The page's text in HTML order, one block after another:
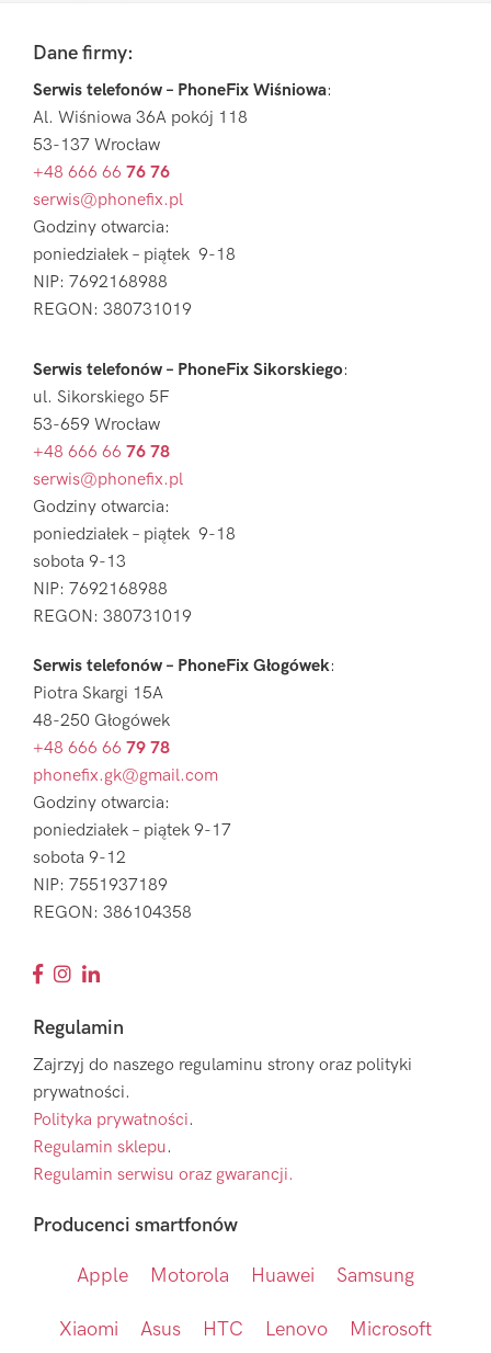
FooterDane firmy:
Serwis telefonów – PhoneFix Wiśniowa:
Al. Wiśniowa 36A pokój 118
53-137 Wrocław
+48 666 66 76 76
serwis@phonefix.pl
Godziny otwarcia:
poniedziałek – piątek 9-18
NIP: 7692168988
REGON: 380731019
Serwis telefonów – PhoneFix Sikorskiego:
ul. Sikorskiego 5F
53-659 Wrocław
+48 666 66 76 78
serwis@phonefix.pl
Godziny otwarcia:
poniedziałek – piątek 9-18
sobota 9-13
NIP: 7692168988
REGON: 380731019
Serwis telefonów – PhoneFix Głogówek:
Piotra Skargi 15A
48-250 Głogówek
+48 666 66 79 78
phonefix.gk@gmail.com
Godziny otwarcia:
poniedziałek – piątek 9-17
sobota 9-12
NIP: 7551937189
REGON: 386104358
Regulamin
Zajrzyj do naszego regulaminu strony oraz polityki
prywatności.
Polityka prywatności.
Regulamin sklepu.
Regulamin serwisu oraz gwarancji.
Producenci smartfonów
Apple Motorola Huawei Samsung
Xiaomi Asus HTC Lenovo Microsoft